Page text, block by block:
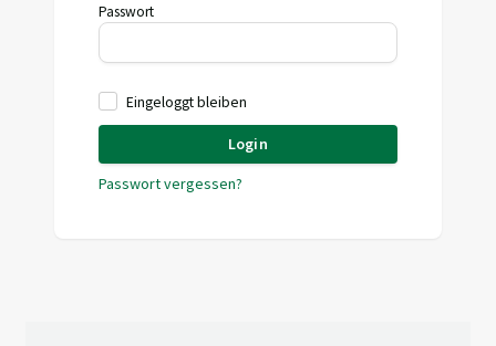
Passwort
Eingeloggt bleiben
Login
Passwort vergessen?